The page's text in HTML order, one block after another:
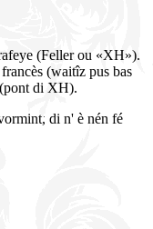
(Feller ou «XH»).
(waitîz pus bas
di XH).
di n' è nén fé